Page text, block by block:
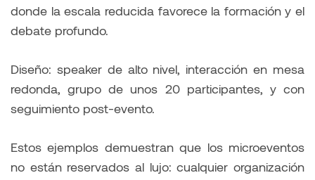
donde la escala reducida favorece la formación y el
debate profundo.
Diseño: speaker de alto nivel, interacción en mesa
redonda, grupo de unos 20 participantes, y con
seguimiento post-evento.
Estos ejemplos demuestran que los microeventos
no están reservados al lujo: cualquier organización